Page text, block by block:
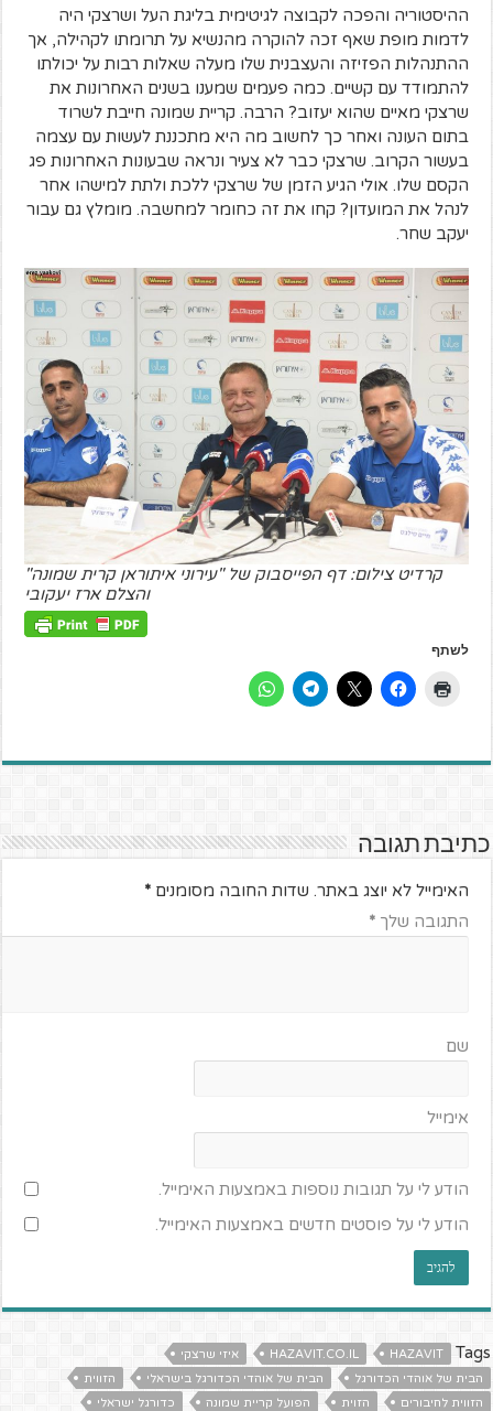
ההיסטוריה והפכה לקבוצה לגיטימית בליגת העל ושרצקי היה
לדמות מופת שאף זכה להוקרה מהנשיא על תרומתו לקהילה, אך
ההתנהלות הפזיזה והעצבנית שלו מעלה שאלות רבות על יכולתו
להתמודד עם קשיים. כמה פעמים שמענו בשנים האחרונות את
שרצקי מאיים שהוא יעזוב? הרבה. קריית שמונה חייבת לשרוד
בתום העונה ואחר כך לחשוב מה היא מתכננת לעשות עם עצמה
בעשור הקרוב. שרצקי כבר לא צעיר ונראה שבעונות האחרונות פג
הקסם שלו. אולי הגיע הזמן של שרצקי ללכת ולתת למישהו אחר
לנהל את המועדון? קחו את זה כחומר למחשבה. מומלץ גם עבור
יעקב שחר.
קרדיט צילום: דף הפייסבוק של "עירוני איתוראן קרית שמונה"
והצלם ארז יעקובי
לשתף
כתיבת תגובה
האימייל לא יוצג באתר. שדות החובה מסומנים*
התגובה שלך*
שם
אימייל
הודע לי על תגובות נוספות באמצעות האימייל.
הודע לי על פוסטים חדשים באמצעות האימייל.
Tags
HAZAVIT
HAZAVIT.CO.IL
איזי שרצקי
הבית של אוהדי הכדורגל
הבית של אוהדי הכדורגל בישראלי
הזווית
הזווית לחיבורים
הזוית הפועל קריית שמונה
כדורגל ישראלי